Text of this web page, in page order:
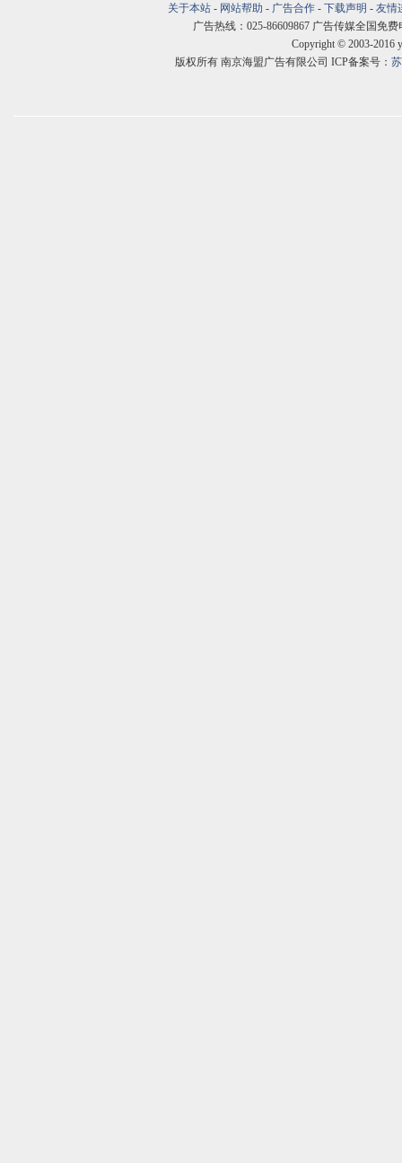
关于本站 - 网站帮助 - 广告合作 - 下载声明 - 友情
广告热线：025-86609867 广告传媒全国免费
Copyright © 2003-2016
版权所有 南京海盟广告有限公司 ICP备案号：